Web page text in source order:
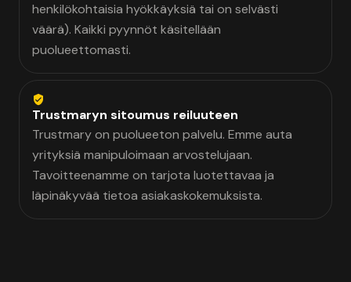
henkilökohtaisia hyökkäyksiä tai on selvästi
väärä). Kaikki pyynnöt käsitellään
puolueettomasti.
Trustmaryn sitoumus reiluuteen
Trustmary on puolueeton palvelu. Emme auta
yrityksiä manipuloimaan arvostelujaan.
Tavoitteenamme on tarjota luotettavaa ja
läpinäkyvää tietoa asiakaskokemuksista.